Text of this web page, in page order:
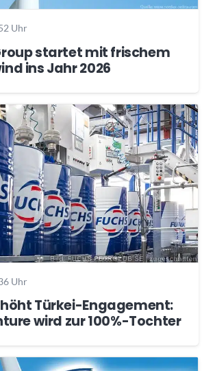
Uhr
startet mit frischem
ins Jahr 2026
Uhr
Türkei-Engagement:
wird zur 100%-Tochter